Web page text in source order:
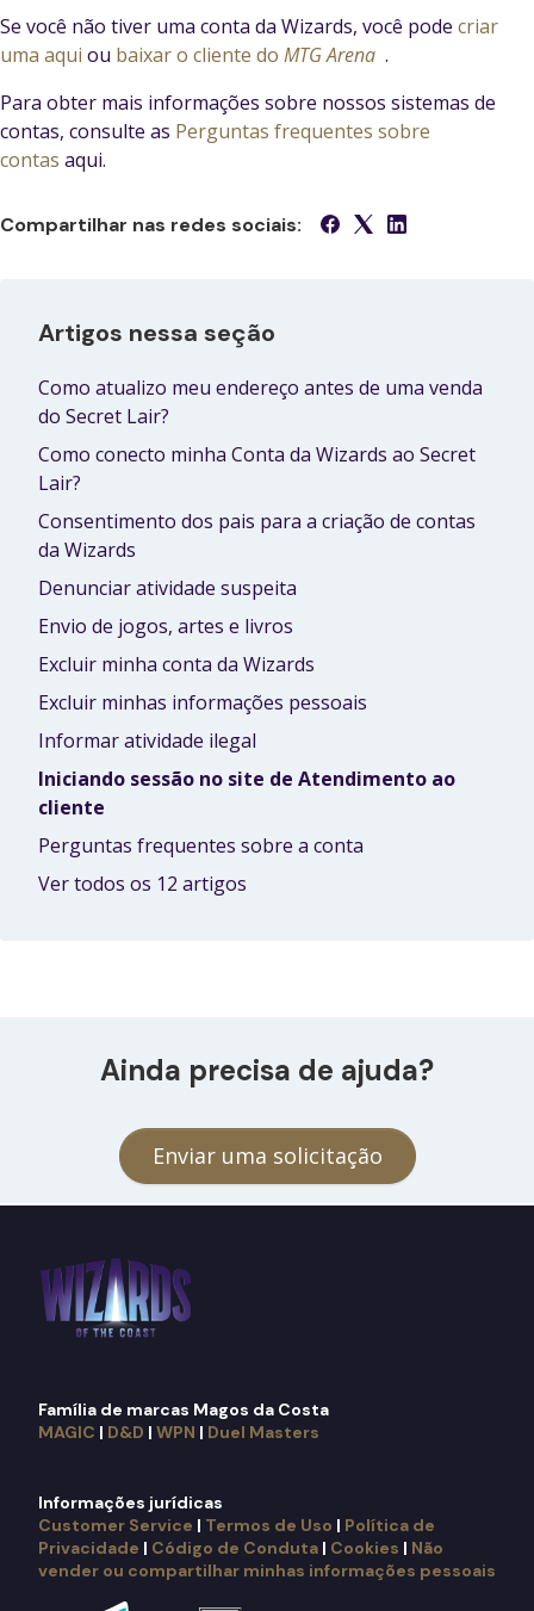
Se você não tiver uma conta da Wizards, você pode criar
uma aqui ou baixar o cliente do MTG Arena .
Para obter mais informações sobre nossos sistemas de
contas, consulte as Perguntas frequentes sobre
contas aqui.
Compartilhar nas redes sociais:
Artigos nessa seção
Como atualizo meu endereço antes de uma venda
do Secret Lair?
Como conecto minha Conta da Wizards ao Secret
Lair?
Consentimento dos pais para a criação de contas
da Wizards
Denunciar atividade suspeita
Envio de jogos, artes e livros
Excluir minha conta da Wizards
Excluir minhas informações pessoais
Informar atividade ilegal
Iniciando sessão no site de Atendimento ao
cliente
Perguntas frequentes sobre a conta
Ver todos os 12 artigos
Ainda precisa de ajuda?
Enviar uma solicitação
Família de marcas Magos da Costa
MAGIC | D&D | WPN | Duel Masters
Informações jurídicas
Customer Service | Termos de Uso | Política de
Privacidade | Código de Conduta | Cookies | Não
vender ou compartilhar minhas informações pessoais